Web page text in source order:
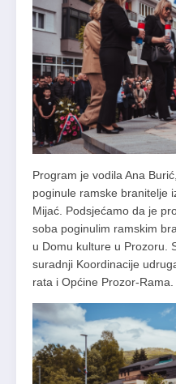
Program je vodila Ana
poginule ramske branitelje
Mijać. Podsjećamo da je
soba poginulim ramskim
u Domu kulture u Prozoru.
suradnji Koordinacije
rata i Općine Prozor-Rama.